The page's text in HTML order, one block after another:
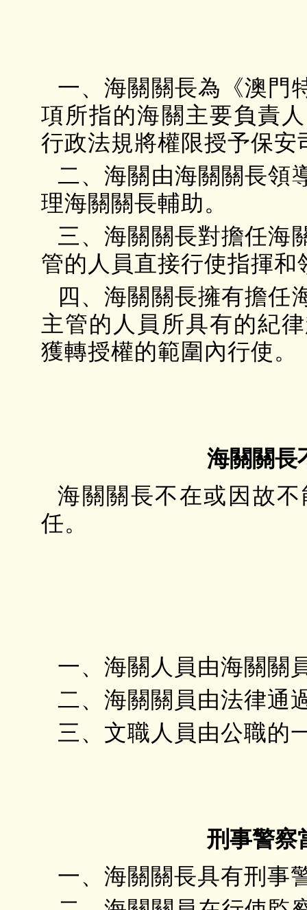
一、海關關長為《澳門
項所指的海關主要負責
行政法規將權限授予保
二、海關由海關關長領
理海關關長輔助。
三、海關關長對擔任海
管的人員直接行使指揮和
四、海關關長擁有擔任
主管的人員所具有的紀
獲轉授權的範圍內行使。
海關關長
海關關長不在或因故
任。
一、海關人員由海關關
二、海關關員由法律通
三、文職人員由公職的
刑事警察
一、海關關長具有刑事